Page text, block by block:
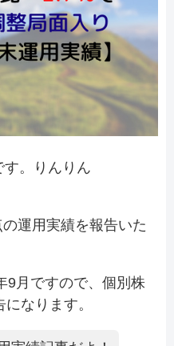
。りんりん
運用実績を報告いた
9月ですので、個別株
なります。